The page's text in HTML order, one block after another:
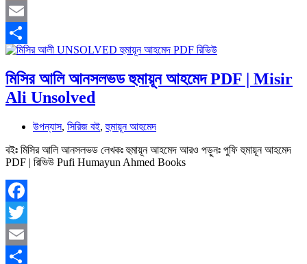
Twitter
Email
Share
মিসির আলি আনসলভড হুমায়ূন আহমেদ PDF | Misir
Ali Unsolved
উপন্যাস, সিরিজ বই,হুমায়ূন আহমেদ
বইঃ মিসির আলি আনসলভড লেখকঃ হুমায়ূন আহমেদ আরও পড়ুনঃ পুফি হুমায়ূন আহমেদ
PDF | রিভিউ Pufi Humayun Ahmed Books
Facebook
Twitter
Email